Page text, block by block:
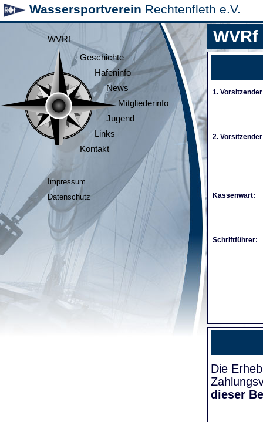
Wassersportverein Rechtenfleth e.V.
WVRf
Geschichte
Hafeninfo
News
Mitgliederinfo
Jugend
Links
Kontakt
Impressum
Datenschutz
WVRf
1.
2.
Kassenwart:
Schriftführer:
Die
dieser